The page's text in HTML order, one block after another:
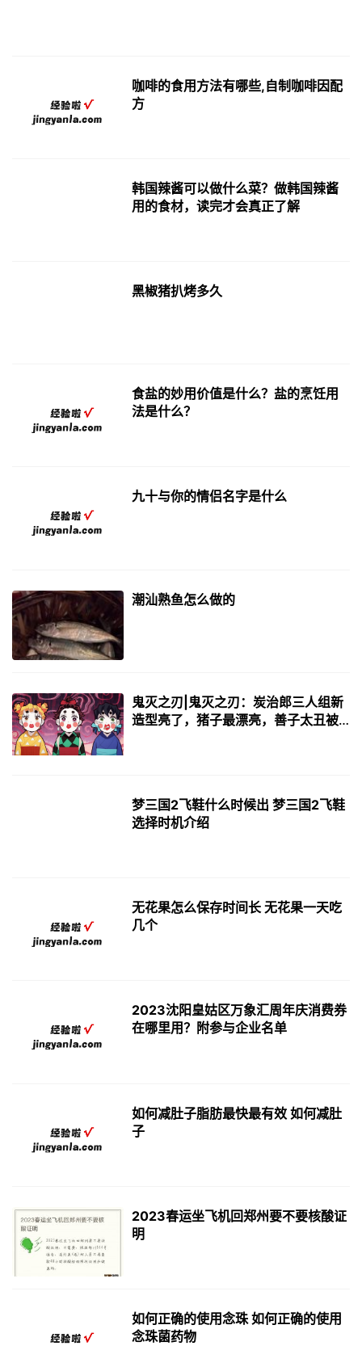
咖啡的食用方法有哪些,自制咖啡因配
方
韩国辣酱可以做什么菜？做韩国辣酱
用的食材，读完才会真正了解
黑椒猪扒烤多久
食盐的妙用价值是什么？盐的烹饪用
法是什么？
九十与你的情侣名字是什么
潮汕熟鱼怎么做的
鬼灭之刃|鬼灭之刃：炭治郎三人组新
造型亮了，猪子最漂亮，善子太丑被
梦三国2飞鞋什么时候出 梦三国2飞鞋
选择时机介绍
无花果怎么保存时间长 无花果一天吃
几个
2023沈阳皇姑区万象汇周年庆消费券
在哪里用？附参与企业名单
如何减肚子脂肪最快最有效 如何减肚
子
2023春运坐飞机回郑州要不要核酸证
明
如何正确的使用念珠 如何正确的使用
念珠菌药物